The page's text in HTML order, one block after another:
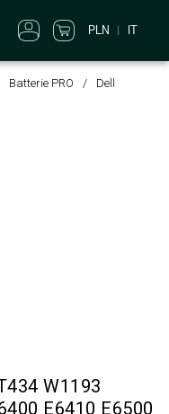
PLN IT
Batterie PRO Dell
W1193
E6410 E6500